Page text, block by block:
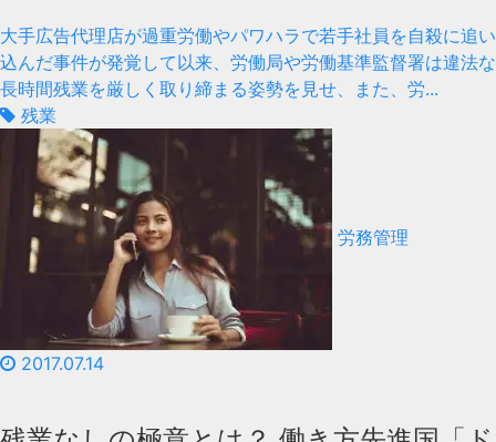
大手広告代理店が過重労働やパワハラで若手社員を自殺に追い
込んだ事件が発覚して以来、労働局や労働基準監督署は違法な
長時間残業を厳しく取り締まる姿勢を見せ、また、労...
残業
労務管理
2017.07.14